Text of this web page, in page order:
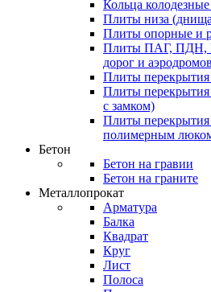
Кольца
Плиты низа
Плиты опорные и
Плиты ПАГ, ПДН,
дорог и
Плиты
Плиты
с замком)
Плиты
полимерным
Бетон
Бетон на гравии
Бетон на граните
Металлопрокат
Арматура
Балка
Квадрат
Круг
Лист
Полоса